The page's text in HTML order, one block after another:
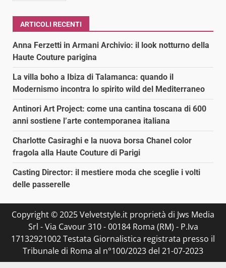
ARTICOLI RECENTI
Anna Ferzetti in Armani Archivio: il look notturno della
Haute Couture parigina
La villa boho a Ibiza di Talamanca: quando il
Modernismo incontra lo spirito wild del Mediterraneo
Antinori Art Project: come una cantina toscana di 600
anni sostiene l’arte contemporanea italiana
Charlotte Casiraghi e la nuova borsa Chanel color
fragola alla Haute Couture di Parigi
Casting Director: il mestiere moda che sceglie i volti
delle passerelle
Copyright © 2025 Velvetstyle.it proprietà di Jws Media
Srl - Via Cavour 310 - 00184 Roma (RM) - P.Iva
17132921002 Testata Giornalistica registrata presso il
Tribunale di Roma al n°100/2023 del 21-07-2023